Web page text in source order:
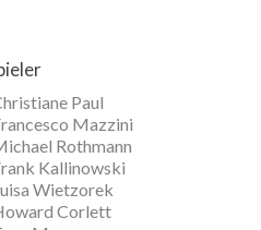
Paul
Mazzini
Rothmann
Kallinowski
Wietzorek
Corlett